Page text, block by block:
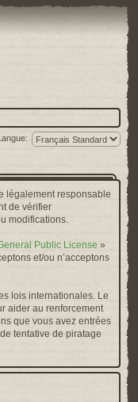
légalement responsable
de vérifier
modifications.
Public License »
et/ou n’acceptons
lois internationales. Le
aider au renforcement
que vous avez entrées
tentative de piratage